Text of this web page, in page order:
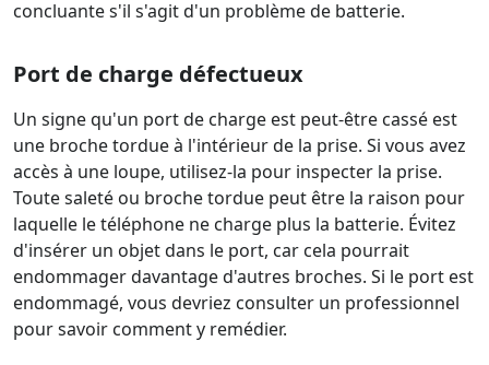
concluante s'il s'agit d'un problème de batterie.
Port de charge défectueux
Un signe qu'un port de charge est peut-être cassé est
une broche tordue à l'intérieur de la prise. Si vous avez
accès à une loupe, utilisez-la pour inspecter la prise.
Toute saleté ou broche tordue peut être la raison pour
laquelle le téléphone ne charge plus la batterie. Évitez
d'insérer un objet dans le port, car cela pourrait
endommager davantage d'autres broches. Si le port est
endommagé, vous devriez consulter un professionnel
pour savoir comment y remédier.